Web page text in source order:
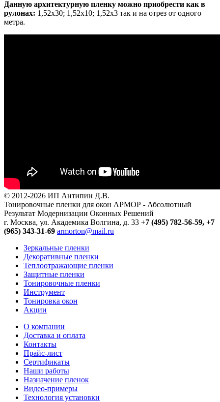
Данную архитектурную пленку можно приобрести как в
рулонах: 1,52х30; 1,52х10; 1,52x3 так и на отрез от одного
метра.
© 2012-2026 ИП Антипин Д.В.
Тонировочные пленки для окон АРМОР - Абсолютный
Результат Модернизации Оконных Решений
г. Москва, ул. Академика Волгина, д. 33 +7 (495) 782-56-59, +7
(965) 343-31-69 armorton@mail.ru
Зеркальные пленки
Декоративные пленки
Теплоотражающие пленки
Защитные пленки
Тонировочные пленки
Инструмент
Тонировка окон
Акции
О компании
Доставка и оплата
Контакты
Прайс-лист
Сертификаты
Наши работы
Назначение пленок
Видео-примеры
Технология установки